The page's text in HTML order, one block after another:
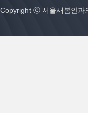
Copyright ⓒ 서울새봄안과